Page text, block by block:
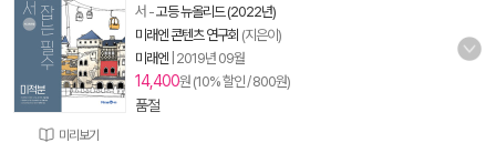
미리보기
서 -고등 뉴올리드 (2022년)
미래엔 콘텐츠 연구회 (지은이)
미래엔 2019년 09월
14,400원 (10% 할인 / 800원)
품절